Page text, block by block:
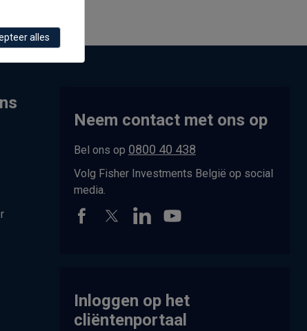
Neem contact met ons op
Bel ons op 0800 40 438
Volg Fisher Investments België op social
media.
Inloggen op het
cliëntenportaal
alles